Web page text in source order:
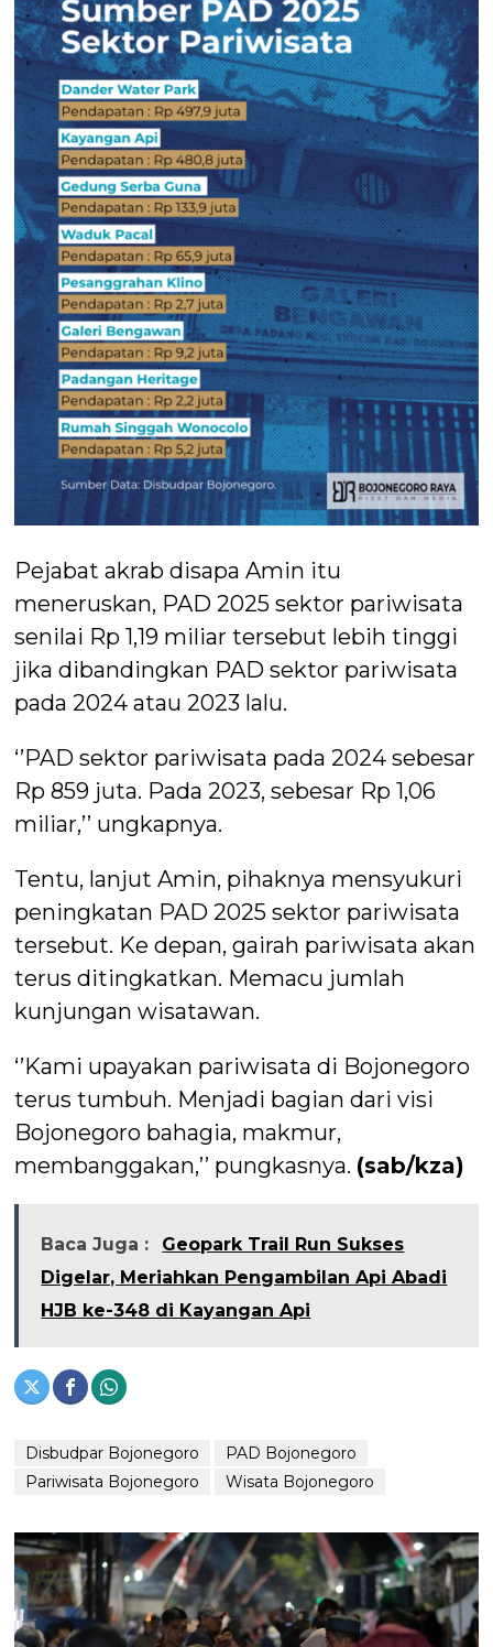
Pejabat akrab disapa Amin itu
meneruskan, PAD 2025 sektor pariwisata
senilai Rp 1,19 miliar tersebut lebih tinggi
jika dibandingkan PAD sektor pariwisata
pada 2024 atau 2023 lalu.
‘’PAD sektor pariwisata pada 2024 sebesar
Rp 859 juta. Pada 2023, sebesar Rp 1,06
miliar,’’ ungkapnya.
Tentu, lanjut Amin, pihaknya mensyukuri
peningkatan PAD 2025 sektor pariwisata
tersebut. Ke depan, gairah pariwisata akan
terus ditingkatkan. Memacu jumlah
kunjungan wisatawan.
‘’Kami upayakan pariwisata di Bojonegoro
terus tumbuh. Menjadi bagian dari visi
Bojonegoro bahagia, makmur,
membanggakan,’’ pungkasnya. (sab/kza)
Baca Juga :
Geopark Trail Run Sukses
Digelar, Meriahkan Pengambilan Api Abadi
HJB ke-348 di Kayangan Api
Disbudpar Bojonegoro
PAD Bojonegoro
Pariwisata Bojonegoro
Wisata Bojonegoro